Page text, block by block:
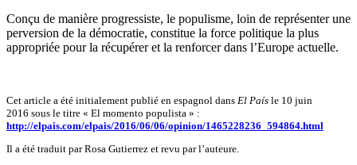
Conçu de manière progressiste, le populisme, loin de représenter une
perversion de la démocratie, constitue la force politique la plus
appropriée pour la récupérer et la renforcer dans l’Europe actuelle.
Cet article a été initialement publié en espagnol dans El País le 10 juin
2016 sous le titre « El momento populista » :
http://elpais.com/elpais/2016/06/06/opinion/1465228236_594864.html
Il a été traduit par Rosa Gutierrez et revu par l’auteure.